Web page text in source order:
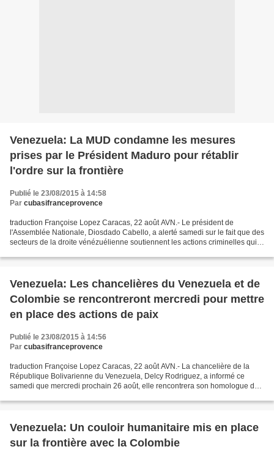
Venezuela: La MUD condamne les mesures
prises par le Président Maduro pour rétablir
l'ordre sur la frontière
Publié le 23/08/2015 à 14:58
Par cubasifranceprovence
traduction Françoise Lopez Caracas, 22 août AVN.- Le président de
l'Assemblée Nationale, Diosdado Cabello, a alerté samedi sur le fait que des
secteurs de la droite vénézuélienne soutiennent les actions criminelles qui
Venezuela: Les chancelières du Venezuela et de
Colombie se rencontreront mercredi pour mettre
en place des actions de paix
Publié le 23/08/2015 à 14:56
Par cubasifranceprovence
traduction Françoise Lopez Caracas, 22 août AVN.- La chancelière de la
République Bolivarienne du Venezuela, Delcy Rodriguez, a informé ce
samedi que mercredi prochain 26 août, elle rencontrera son homologue de
Venezuela: Un couloir humanitaire mis en place
sur la frontière avec la Colombie